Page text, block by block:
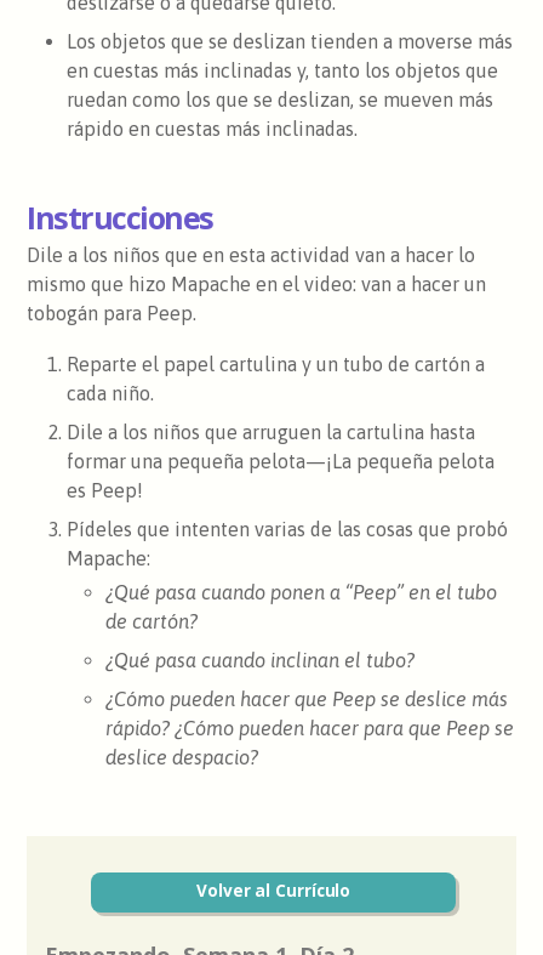
Los objetos que se deslizan tienden a moverse más
en cuestas más inclinadas y, tanto los objetos que
ruedan como los que se deslizan, se mueven más
rápido en cuestas más inclinadas.
Instrucciones
Dile a los niños que en esta actividad van a hacer lo
mismo que hizo Mapache en el video: van a hacer un
tobogán para Peep.
Reparte el papel cartulina y un tubo de cartón a
cada niño.
Dile a los niños que arruguen la cartulina hasta
formar una pequeña pelota—¡La pequeña pelota
es Peep!
Pídeles que intenten varias de las cosas que probó
Mapache:
¿Qué pasa cuando ponen a “Peep” en el tubo
de cartón?
¿Qué pasa cuando inclinan el tubo?
¿Cómo pueden hacer que Peep se deslice más
rápido? ¿Cómo pueden hacer para que Peep se
deslice despacio?
Volver al Currículo